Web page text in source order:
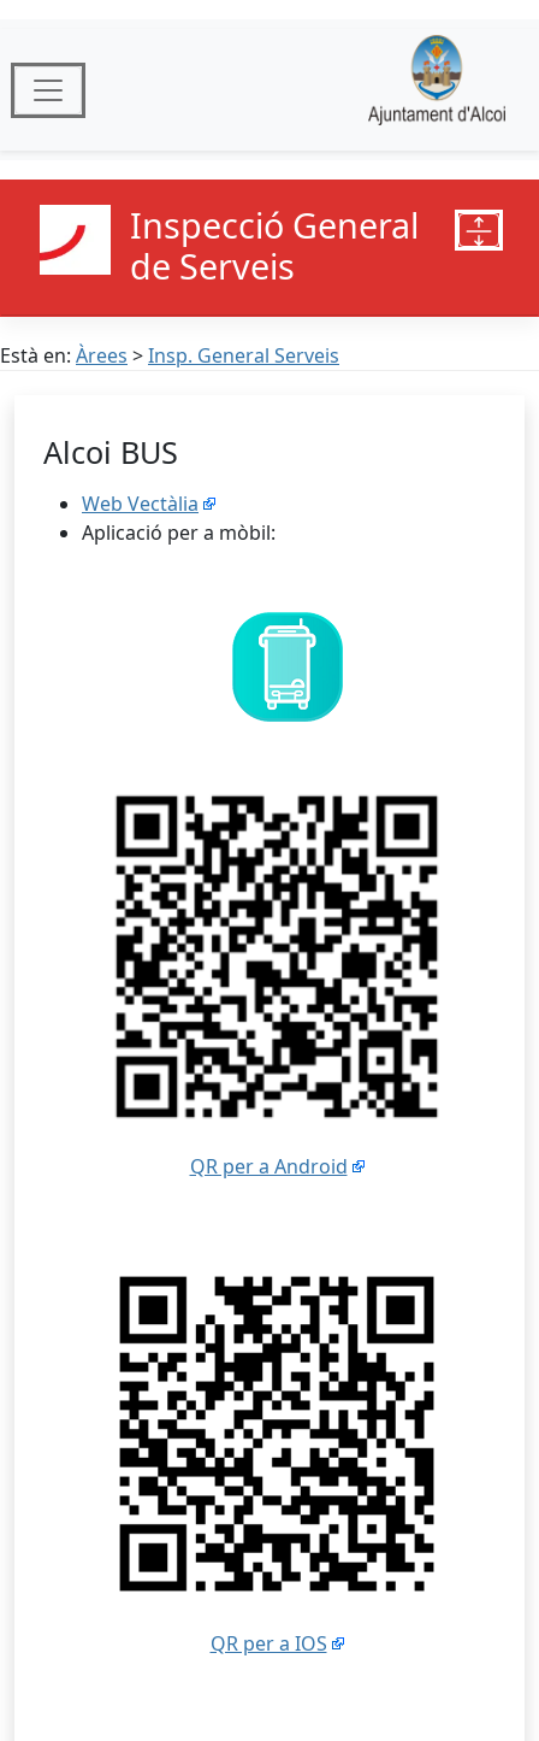
Inspecció General
de Serveis
Està en: Àrees >Insp. General Serveis
Alcoi BUS
Web Vectàlia
Aplicació per a mòbil:
QR per a Android
QR per a IOS